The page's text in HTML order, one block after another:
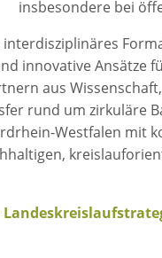
insbesondere bei
innovative Ansätze
aus
rund um zirkuläre
Westfalen mit